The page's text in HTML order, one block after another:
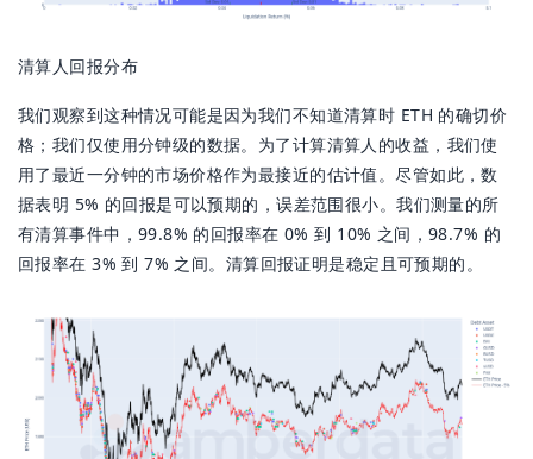
清算人回报分布
我们观察到这种情况可能是因为我们不知道清算时 ETH 的确切价
格；我们仅使用分钟级的数据。为了计算清算人的收益，我们使
用了最近一分钟的市场价格作为最接近的估计值。尽管如此，数
据表明 5% 的回报是可以预期的，误差范围很小。我们测量的所
有清算事件中，99.8% 的回报率在 0% 到 10% 之间，98.7% 的
回报率在 3% 到 7% 之间。清算回报证明是稳定且可预期的。